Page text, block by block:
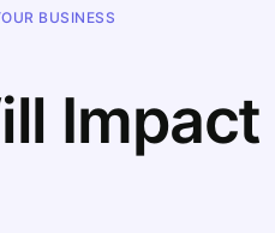
Impact
BUSINESS